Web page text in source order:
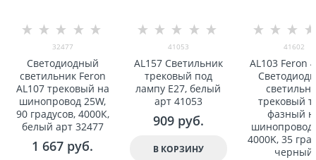
32477
Светодиодный
светильник Feron
AL107 трековый на
шинопровод 25W,
90 градусов, 4000К,
белый арт 32477
1 667 руб.
41053
AL157 Светильник
трековый под
лампу E27, белый
арт 41053
909 руб.
В КОРЗИНУ
41602
AL103 Feron
трековый
фазный
шинопровод
4000K, 35
черный